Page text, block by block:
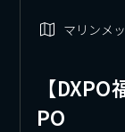
マリンメ
【
PO